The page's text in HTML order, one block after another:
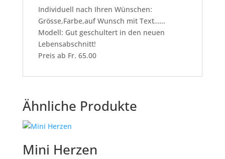
Individuell nach Ihren Wünschen:
Grösse,Farbe,auf Wunsch mit Text……
Modell: Gut geschultert in den neuen
Lebensabschnitt!
Preis ab Fr. 65.00
Ähnliche Produkte
Mini Herzen